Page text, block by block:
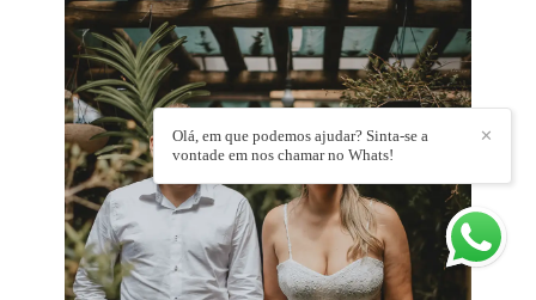
✕
Olá, em que podemos ajudar? Sinta-se a
vontade em nos chamar no Whats!